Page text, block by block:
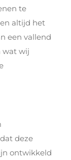
te
altijd het
een vallend
wat wij
deze
ontwikkeld